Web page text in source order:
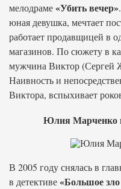
мелодраме«Убить вечер»
юная девушка, мечтает
работает продавщицей в
магазинов. По сюжету в
мужчина Виктор (Сергей
Наивность и
Виктора, вспыхивает
Юлия Марченко
В 2005 году снялась в
в детективе«Большое